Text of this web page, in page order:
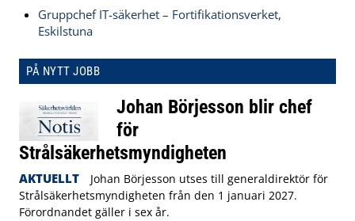
Gruppchef IT-säkerhet – Fortifikationsverket,
Eskilstuna
PÅ NYTT JOBB
Johan Börjesson blir chef
för
Strålsäkerhetsmyndigheten
AKTUELLT
Johan Börjesson utses till generaldirektör för
Strålsäkerhetsmyndigheten från den 1 januari 2027.
Förordnandet gäller i sex år.